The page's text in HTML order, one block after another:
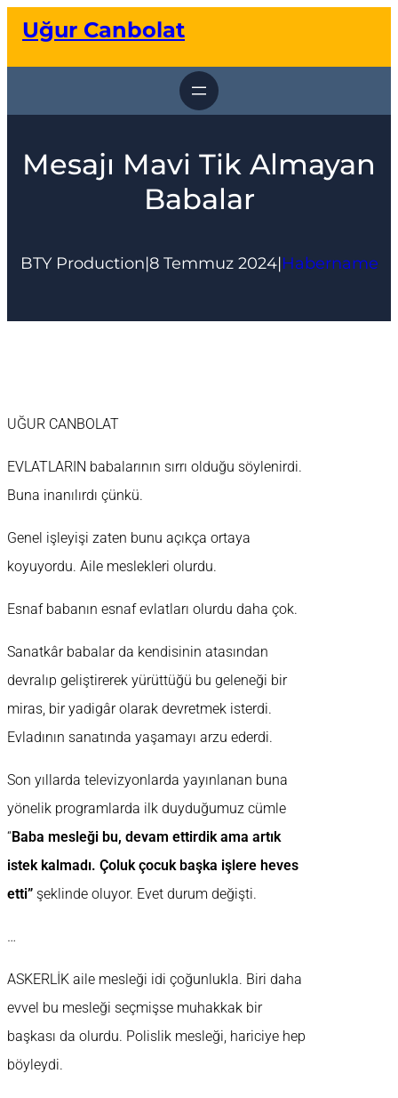
geçUğur Canbolat
Mesajı Mavi Tik Almayan
Babalar
BTY Production|8 Temmuz 2024|Habername
UĞUR CANBOLAT
EVLATLARIN babalarının sırrı olduğu söylenirdi.
Buna inanılırdı çünkü.
Genel işleyişi zaten bunu açıkça ortaya
koyuyordu. Aile meslekleri olurdu.
Esnaf babanın esnaf evlatları olurdu daha çok.
Sanatkâr babalar da kendisinin atasından
devralıp geliştirerek yürüttüğü bu geleneği bir
miras, bir yadigâr olarak devretmek isterdi.
Evladının sanatında yaşamayı arzu ederdi.
Son yıllarda televizyonlarda yayınlanan buna
yönelik programlarda ilk duyduğumuz cümle
“Baba mesleği bu, devam ettirdik ama artık
istek kalmadı. Çoluk çocuk başka işlere heves
etti” şeklinde oluyor. Evet durum değişti.
…
ASKERLİK aile mesleği idi çoğunlukla. Biri daha
evvel bu mesleği seçmişse muhakkak bir
başkası da olurdu. Polislik mesleği, hariciye hep
böyleydi.